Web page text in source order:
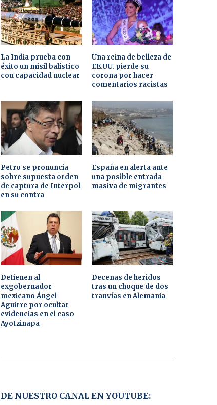
La India prueba con
éxito un misil balístico
con capacidad nuclear
Una reina de belleza de
EE.UU. pierde su
corona por hacer
comentarios racistas
Petro se pronuncia
sobre supuesta orden
de captura de Interpol
en su contra
España en alerta ante
una posible entrada
masiva de migrantes
Detienen al
exgobernador
mexicano Ángel
Aguirre por ocultar
evidencias en el caso
Ayotzinapa
Decenas de heridos
tras un choque de dos
tranvías en Alemania
DE NUESTRO CANAL EN YOUTUBE: